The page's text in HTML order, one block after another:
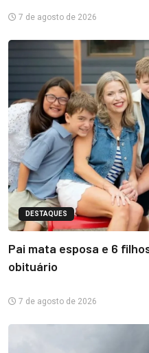
7 de agosto de 2026
DESTAQUES
Pai mata esposa e 6
obituário
7 de agosto de 2026